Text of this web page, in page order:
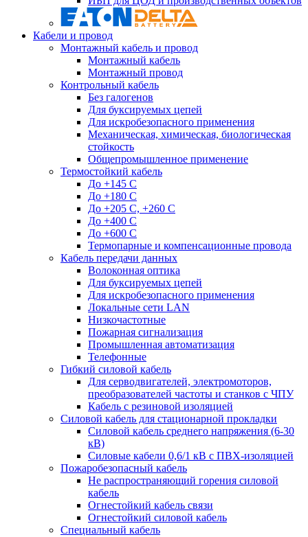
Кабели и провод
Монтажный кабель и провод
Монтажный кабель
Монтажный провод
Контрольный кабель
Без галогенов
Для буксируемых цепей
Для искробезопасного применения
Механическая, химическая, биологическая
стойкость
Общепромышленное применение
Термостойкий кабель
До +145 С
До +180 C
До +205 С, +260 С
До +400 C
До +600 С
Термопарные и компенсационные провода
Кабель передачи данных
Волоконная оптика
Для буксируемых цепей
Для искробезопасного применения
Локальные сети LAN
Низкочастотные
Пожарная сигнализация
Промышленная автоматизация
Телефонные
Гибкий силовой кабель
Для серводвигателей, электромоторов,
преобразователей частоты и станков с ЧПУ
Кабель с резиновой изоляцией
Силовой кабель для стационарной прокладки
Силовой кабель среднего напряжения (6-30
кВ)
Силовые кабели 0,6/1 кВ с ПВХ-изоляцией
Пожаробезопасный кабель
Не распространяющий горения силовой
кабель
Огнестойкий кабель связи
Огнестойкий силовой кабель
Специальный кабель